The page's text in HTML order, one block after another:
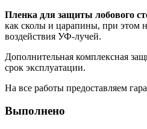
Пленка для защиты лобового
как сколы и царапины, при этом
воздействия УФ-лучей.
Дополнительная комплексная
срок эксплуатации.
На все работы предоставляем
Выполнено